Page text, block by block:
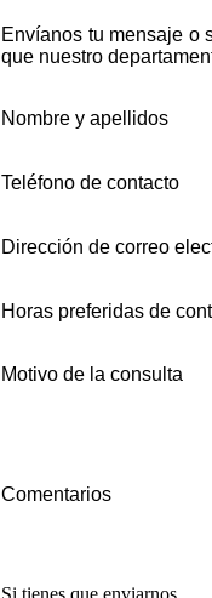
Envíanos tu mensaje o
que nuestro
Nombre y apellidos
Teléfono de contacto
Dirección de correo
Horas preferidas de
Motivo de la consulta
Comentarios
Si tienes que enviarnos